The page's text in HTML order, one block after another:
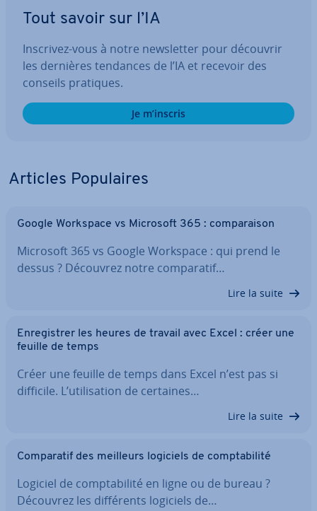
Tout savoir sur l’IA
Inscrivez-vous à notre news­let­ter pour découvrir
les dernières tendances de l’IA et recevoir des
conseils pratiques.
Je m’inscris
Articles Po­pu­laires
Google Workspace vs Microsoft 365 : com­pa­rai­son
Microsoft 365 vs Google Workspace : qui prend le
dessus ? Découvrez notre com­pa­ra­tif…
Lire la suite
En­re­gis­trer les heures de travail avec Excel : créer une
feuille de temps
Créer une feuille de temps dans Excel n’est pas si
difficile. L’uti­li­sa­tion de certaines…
Lire la suite
Com­pa­ra­tif des meilleurs logiciels de comp­ta­bi­lité
Logiciel de comp­ta­bi­lité en ligne ou de bureau ?
Découvrez les dif­fé­rents logiciels de…